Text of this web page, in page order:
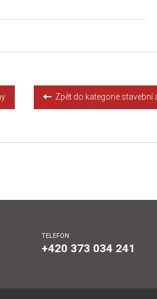
Zpět do kategorie stavební
TELEFON
+420 373 034 241